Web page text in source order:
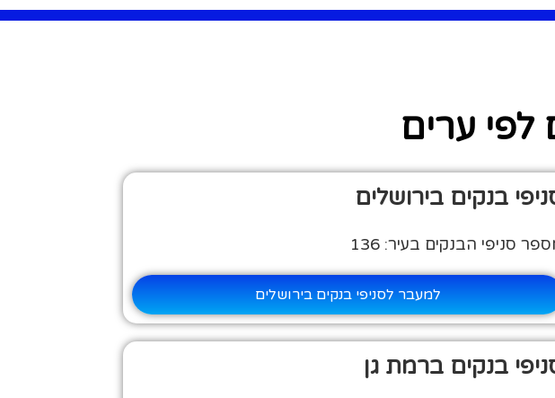
לפי ערים
בנקים בירושלים
סניפי הבנקים בעיר: 136
למעבר לסניפי בנקים בירושלים
בנקים ברמת גן